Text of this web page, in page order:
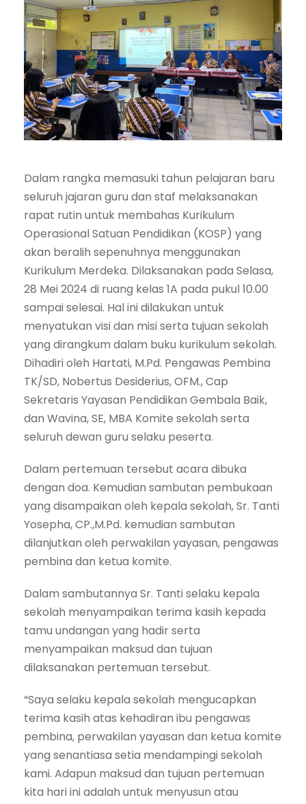
Dalam rangka memasuki tahun pelajaran baru
seluruh jajaran guru dan staf melaksanakan
rapat rutin untuk membahas Kurikulum
Operasional Satuan Pendidikan (KOSP) yang
akan beralih sepenuhnya menggunakan
Kurikulum Merdeka. Dilaksanakan pada Selasa,
28 Mei 2024 di ruang kelas 1A pada pukul 10.00
sampai selesai. Hal ini dilakukan untuk
menyatukan visi dan misi serta tujuan sekolah
yang dirangkum dalam buku kurikulum sekolah.
Dihadiri oleh Hartati, M.Pd. Pengawas Pembina
TK/SD, Nobertus Desiderius, OFM., Cap
Sekretaris Yayasan Pendidikan Gembala Baik,
dan Wavina, SE, MBA Komite sekolah serta
seluruh dewan guru selaku peserta.
Dalam pertemuan tersebut acara dibuka
dengan doa. Kemudian sambutan pembukaan
yang disampaikan oleh kepala sekolah, Sr. Tanti
Yosepha, CP.,M.Pd. kemudian sambutan
dilanjutkan oleh perwakilan yayasan, pengawas
pembina dan ketua komite.
Dalam sambutannya Sr. Tanti selaku kepala
sekolah menyampaikan terima kasih kepada
tamu undangan yang hadir serta
menyampaikan maksud dan tujuan
dilaksanakan pertemuan tersebut.
“Saya selaku kepala sekolah mengucapkan
terima kasih atas kehadiran ibu pengawas
pembina, perwakilan yayasan dan ketua komite
yang senantiasa setia mendampingi sekolah
kami. Adapun maksud dan tujuan pertemuan
kita hari ini adalah untuk menyusun atau